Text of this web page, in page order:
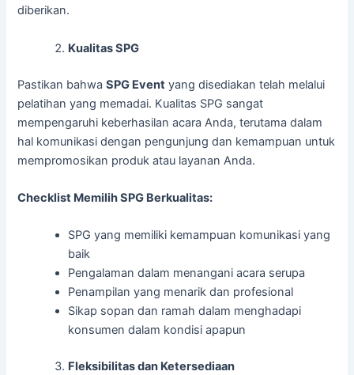
diberikan.
Kualitas SPG
Pastikan bahwaSPG Event yang disediakan telah melalui
pelatihan yang memadai. Kualitas SPG sangat
mempengaruhi keberhasilan acara Anda, terutama dalam
hal komunikasi dengan pengunjung dan kemampuan untuk
mempromosikan produk atau layanan Anda.
Checklist Memilih SPG Berkualitas:
SPG yang memiliki kemampuan komunikasi yang
baik
Pengalaman dalam menangani acara serupa
Penampilan yang menarik dan profesional
Sikap sopan dan ramah dalam menghadapi
konsumen dalam kondisi apapun
Fleksibilitas dan Ketersediaan